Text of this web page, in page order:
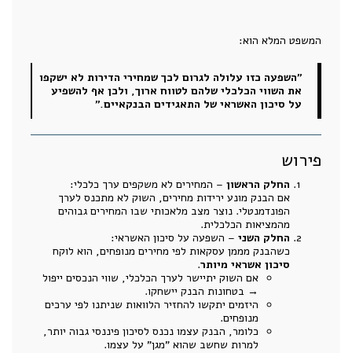
המשפט המלא הוא:
"השפעה כזו עלולה לגרום לכך שמחירי הדירות לא ישקפו
את השווי הכלכלי שלהם לטווח ארוך, ולכן אף להשפיע
על סיכון האשראי של התאגידים הבנקאיים."
פירוש
החלק הראשון – המחירים לא משקפים ערך כלכלי:
אם הבנק מונע ירידות מחירים, השוק לא מתכנס לערך
הפונדמנטלי. נוצר מצב מלאכותי שבו המחירים גבוהים
מהמציאות הכלכלית.
החלק השני – השפעה על סיכון האשראי:
כשהבנק מממן עסקאות לפי מחירים מנופחים, הוא לוקח
סיכון אשראי מיותר.
אם השוק יתיישר לערך הכלכלי, שווי הנכסים ייפול
→ בטחונות הבנק יישחקו.
היזמים יתקשו להחזיר הלוואות שניתנו לפי ערכים
מנופחים.
כלומר, הבנק עצמו נכנס לסיכון פיננסי גבוה יותר,
למרות שחשב שהוא "מגן" על עצמו.